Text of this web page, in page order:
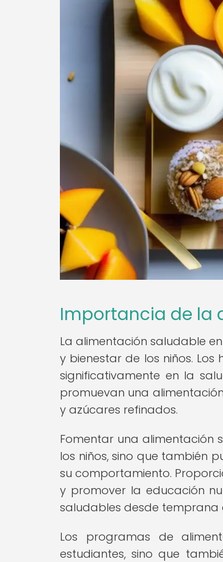
Importancia de la
La alimentación saludable
y bienestar de los niños.
significativamente en la
promuevan una
y azúcares refinados.
Fomentar una alimentación
los niños, sino que también
su comportamiento.
y promover la educación
saludables desde temprana
Los programas de
estudiantes, sino que